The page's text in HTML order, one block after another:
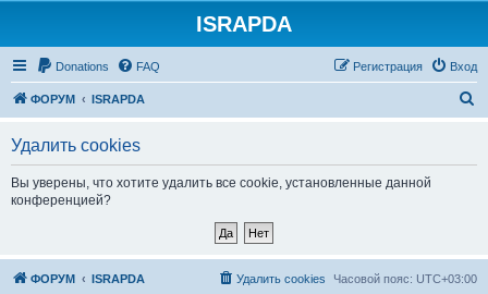
ISRAPDA
Donations FAQ Вход
Регистрация
ФОРУМ ISRAPDA
Удалить cookies
Вы уверены, что хотите удалить все cookie, установленные данной
конференцией?
ФОРУМ ISRAPDA Часовой пояс: UTC+03:00
Удалить cookies